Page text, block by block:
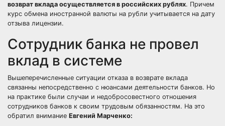
возврат вклада осуществляется в российских рублях. Причем
курс обмена иностранной валюты на рубли учитывается на дату
отзыва лицензии.
Сотрудник банка не провел
вклад в системе
Вышеперечисленные ситуации отказа в возврате вклада
связанны непосредственно с нюансами деятельности банков. Но
на практике были случаи и недобросовестного отношения
сотрудников банков к своим трудовым обязанностям. На это
обратил внимание Евгений Марченко: